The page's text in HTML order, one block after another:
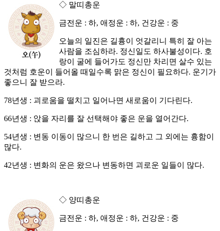
◇ 말띠총운
금전운 : 하, 애정운 : 하, 건강운 : 중
오늘의 일진은 길흉이 엇갈리니 특히 잘 아는
사람을 조심하라. 정신일도 하사불성이다. 호
랑이 굴에 들어가도 정신만 차리면 살수 있는
것처럼 호운이 들어올 때일수록 맑은 정신이 필요하다. 운기가
좋으니 잘 받으라.
78년생 : 괴로움을 떨치고 일어나면 새로움이 기다린다.
66년생 : 앉을 자리를 잘 선택해야 좋은 운을 열어간다.
54년생 : 변동 이동이 많으니 한 번은 길하고 그 외에는 흉함이
많다.
42년생 : 변화의 운은 왔으나 변동하면 괴로운 일들이 많다.
◇ 양띠총운
금전운 : 하, 애정운 : 하, 건강운 : 중